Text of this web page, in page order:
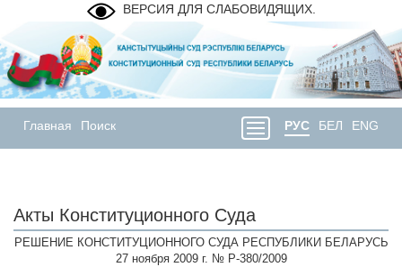
ВЕРСИЯ ДЛЯ СЛАБОВИДЯЩИХ.
Главная Поиск РУС БЕЛ ENG
Акты Конституционного Суда
РЕШЕНИЕ КОНСТИТУЦИОННОГО СУДА РЕСПУБЛИКИ БЕЛАРУСЬ
27 ноября 2009 г. № Р-380/2009